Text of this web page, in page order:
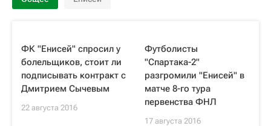
ФК "Енисей" спросил у
болельщиков, стоит ли
подписывать контракт с
Дмитрием Сычевым
22 августа 2016
Футболисты
"Спартака-2"
разгромили "Енисей" в
матче 8-го тура
первенства ФНЛ
17 августа 2016